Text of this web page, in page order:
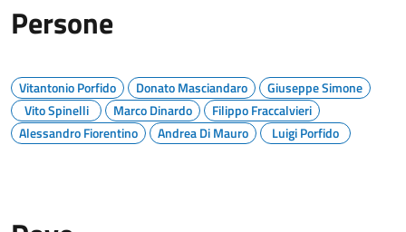
Persone
Vitantonio Porfido Donato Masciandaro
Giuseppe Simone
Vito Spinelli
Marco Dinardo
Filippo Fraccalvieri
Alessandro Fiorentino
Andrea Di Mauro Luigi Porfido